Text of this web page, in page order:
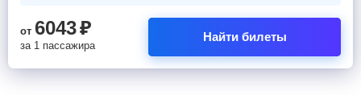
от 6043₽
за 1 пассажира
Найти билеты